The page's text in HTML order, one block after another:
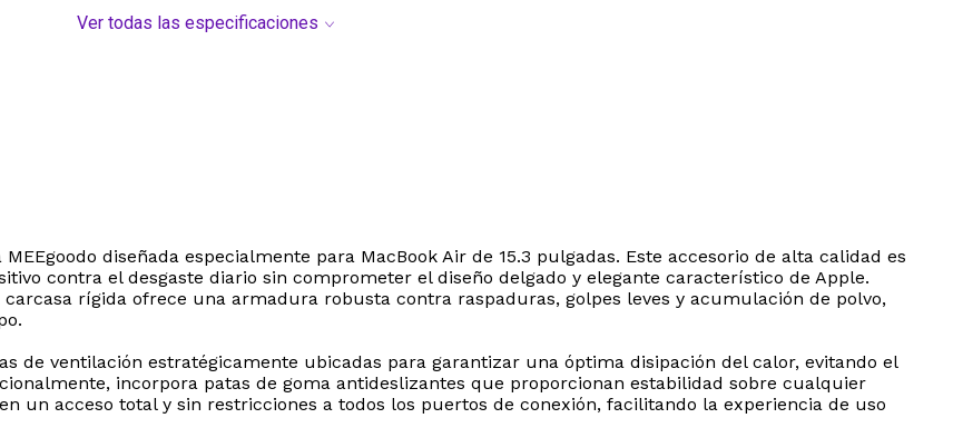
Ver todas las especificaciones
diseñada especialmente para MacBook Air de 15.3 pulgadas. Este accesorio de alta calidad es
contra el desgaste diario sin comprometer el diseño delgado y elegante característico de Apple.
rígida ofrece una armadura robusta contra raspaduras, golpes leves y acumulación de polvo,
de ventilación estratégicamente ubicadas para garantizar una óptima disipación del calor, evitando el
incorpora patas de goma antideslizantes que proporcionan estabilidad sobre cualquier
un acceso total y sin restricciones a todos los puertos de conexión, facilitando la experiencia de uso